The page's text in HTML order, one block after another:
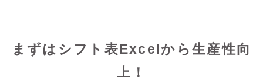
まずはシフト表Excelから生産性向
上！